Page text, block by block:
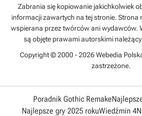
Zabrania się kopiowanie jakichkolwiek
informacji zawartych na tej stronie. Strona
wspierana przez twórców ani wydawców.
są objęte prawami autorskimi
Copyright © 2000 - 2026 Webedia
zastrzeżone.
Poradnik Gothic Remake
Najlepsze gry 2025 rokuWiedźmin 4